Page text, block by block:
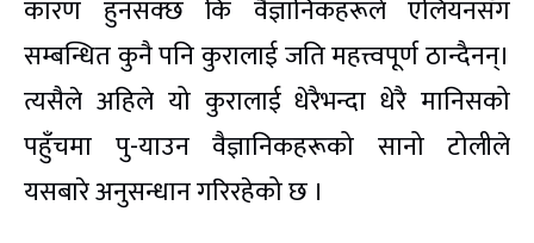
कारण हुनसक्छ कि वैज्ञानिकहरूले एलियनसँग
सम्बन्धित कुनै पनि कुरालाई जति महत्त्वपूर्ण ठान्दैनन्।
त्यसैले अहिले यो कुरालाई धेरैभन्दा धेरै मानिसको
पहुँचमा पु-याउन वैज्ञानिकहरूको सानो टोलीले
यसबारे अनुसन्धान गरिरहेको छ ।